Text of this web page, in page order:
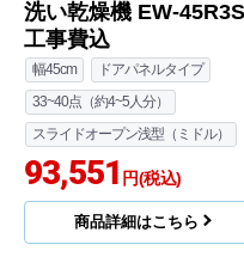
食器洗い乾燥機 NP-45
MC6T 工事セット
奥行60cm
44~48点（約6人分）